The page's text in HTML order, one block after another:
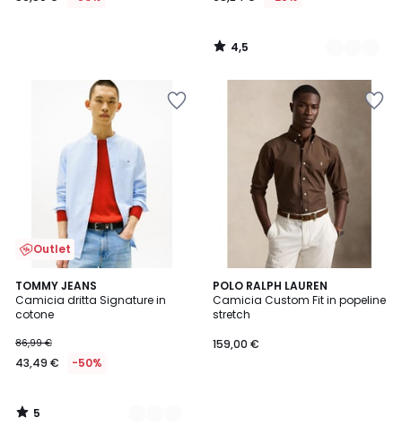
4,5
/
Outlet
TOMMY JEANS
Camicia dritta Signature in
cotone
86,99 €
43,49 € -50%
5
/
5
2
Colori
5
/
POLO RALPH LAUREN
Camicia Custom Fit in popeline
stretch
159,00 €